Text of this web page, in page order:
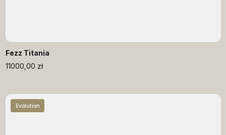
Fezz Titania
11000,00 zł
Evolution